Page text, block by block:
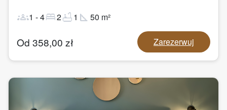
groups1 -4bed2bathtub1 square_foot 50 m²
Od 358,00 zł Zarezerwuj